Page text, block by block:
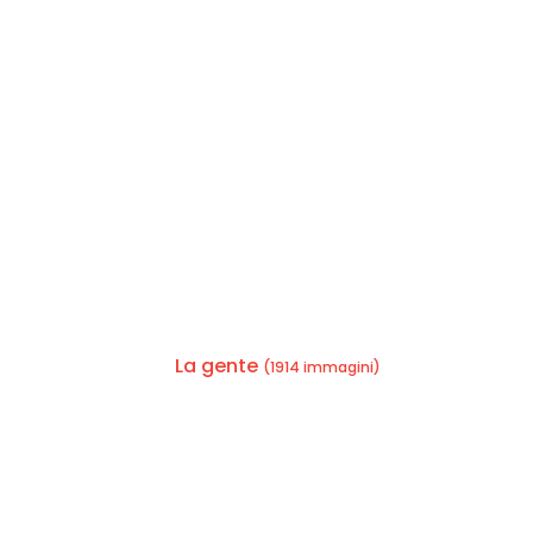
La gente (1914 immagini)